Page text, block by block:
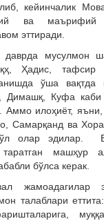
кейинчалик
ва маърифий
эттиради.
мусулмон
Ҳадис,
ўша вақтда
Димашқ, Куфа каби
Аммо илоҳиёт,
Самарқанд ва
олар эдилар.
машҳур
бўлса керак.
жамоадагилар
талаблари